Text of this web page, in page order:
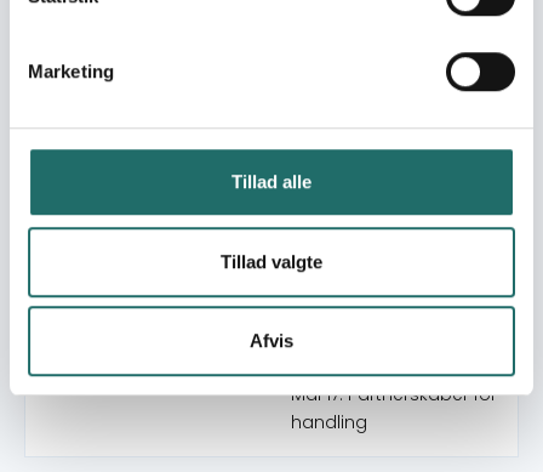
Marketing
Tillad alle
Tillad valgte
Afvis
Colombia and Mexico
S&RHR Podcast – Mi
Cuerpo ConSentido
education and gender
class in Danish high
schools
Kvalitetsuddannelse
Mål 5: Ligestilling
Mål 17: Partnerskaber for
handling